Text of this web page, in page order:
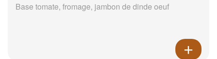
Base tomate, fromage, jambon de dinde oeuf